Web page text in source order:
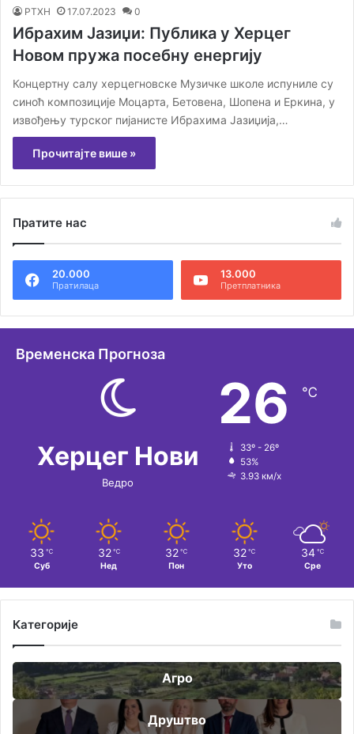
РТХН 17.07.2023 0
Ибрахим Јазиџи: Публика у Херцег
Новом пружа посебну енергију
Концертну салу херцегновске Музичке школе испуниле су
синоћ композиције Моцарта, Бетовена, Шопена и Еркина, у
извођењу турског пијанисте Ибрахима Јазиџија,…
Прочитајте више »
Пратите нас
20.000
Пратилаца
13.000
Претплатника
Временска Прогноза
Херцег Нови
Ведро
26 ℃
33º - 26º
53%
3.93 км/х
33 ℃
Суб
32 ℃
Нед
32 ℃
Пон
32 ℃
Уто
34 ℃
Сре
Категорије
Агро
Друштво